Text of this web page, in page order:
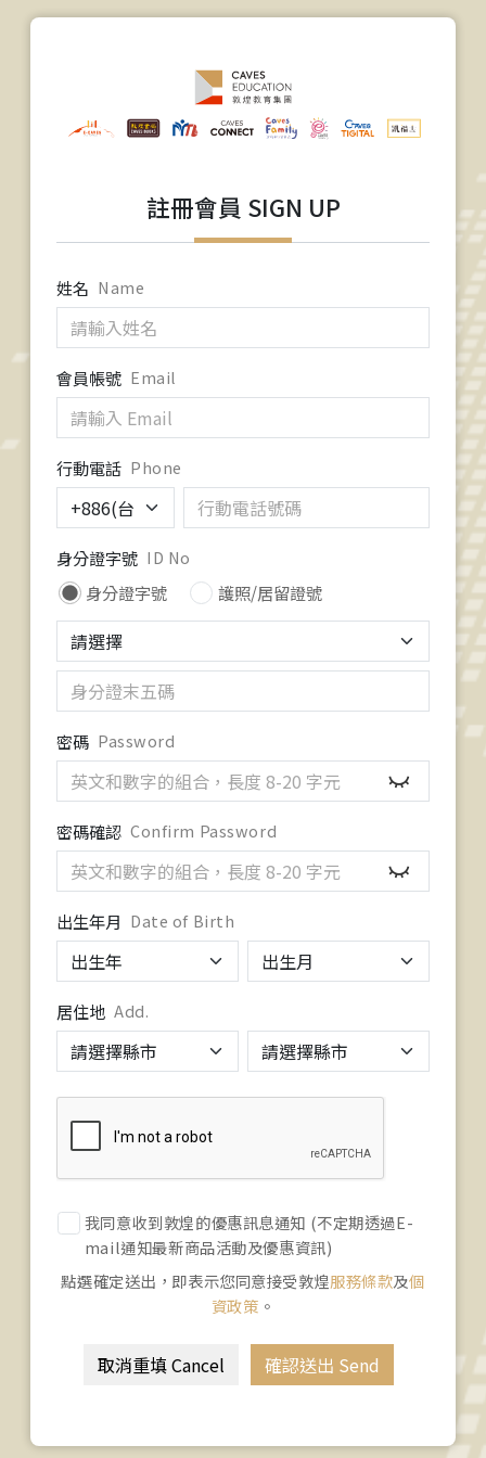
註冊會員 SIGN UP
姓名 Name
會員帳號 Email
行動電話 Phone
身分證字號 ID No
身分證字號 護照/居留證號
密碼 Password
密碼確認 Confirm Password
出生年月 Date of Birth
居住地 Add.
我同意收到敦煌的優惠訊息通知 (不定期透過E-
mail通知最新商品活動及優惠資訊)
點選確定送出，即表示您同意接受敦煌服務條款及個
資政策 。
取消重填 Cancel 確認送出 Send